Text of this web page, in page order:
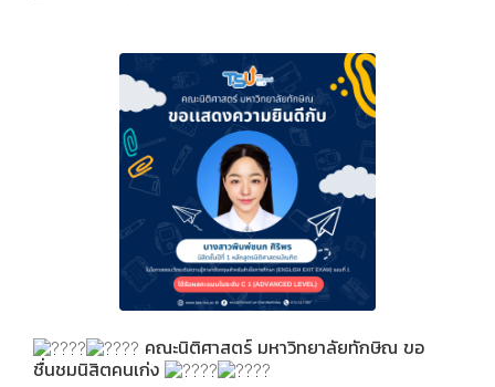
คณะนิติศาสตร์ มหาวิทยาลัยทักษิณ ขอ
ชื่นชมนิสิตคนเก่ง